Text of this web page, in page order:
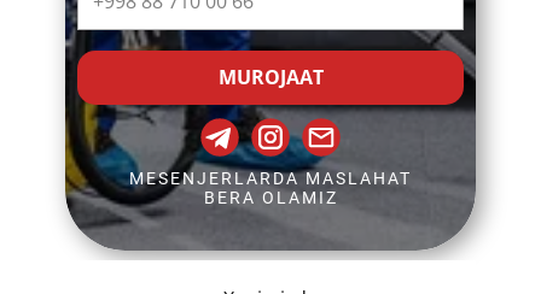
MUROJAAT
MESENJERLARDA MASLAHAT
BERA OLAMIZ